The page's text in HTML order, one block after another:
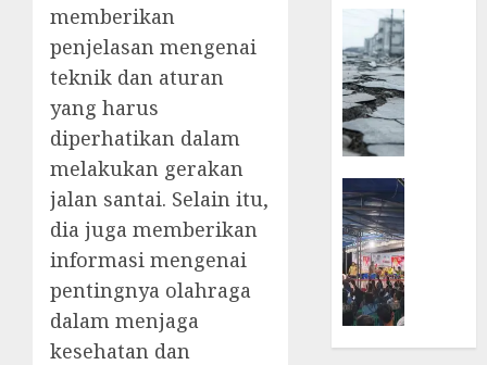
memberikan
penjelasan mengenai
teknik dan aturan
yang harus
diperhatikan dalam
melakukan gerakan
jalan santai. Selain itu,
dia juga memberikan
informasi mengenai
pentingnya olahraga
dalam menjaga
kesehatan dan